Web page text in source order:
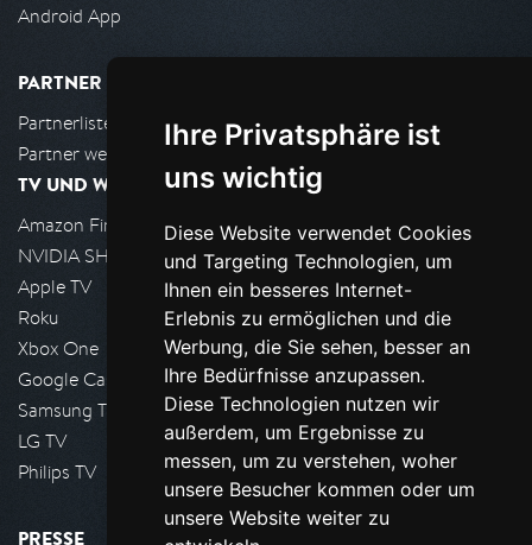
Ihre Privatsphäre ist
uns wichtig
Diese Website verwendet Cookies
und Targeting Technologien, um
Ihnen ein besseres Internet-
Erlebnis zu ermöglichen und die
Werbung, die Sie sehen, besser an
Ihre Bedürfnisse anzupassen.
Diese Technologien nutzen wir
außerdem, um Ergebnisse zu
messen, um zu verstehen, woher
unsere Besucher kommen oder um
unsere Website weiter zu
Android App
PARTNER
Partnerliste
Partner werden
TV UND WOHNZIMMER
Amazon FireTV
NVIDIA SHIELD, Google TV
Apple TV
Roku
Xbox One
Google Cast
Samsung TV
LG TV
Philips TV
PRESSE